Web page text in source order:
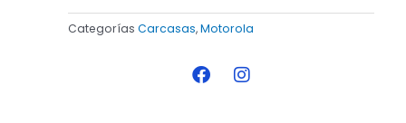
Categorías Carcasas,Motorola
F
a
I
n